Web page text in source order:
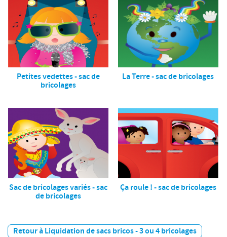
Petites vedettes - sac de
bricolages
La Terre - sac de bricolages
Sac de bricolages variés - sac
de bricolages
Ça roule ! - sac de bricolages
Retour à Liquidation de sacs bricos - 3 ou 4 bricolages